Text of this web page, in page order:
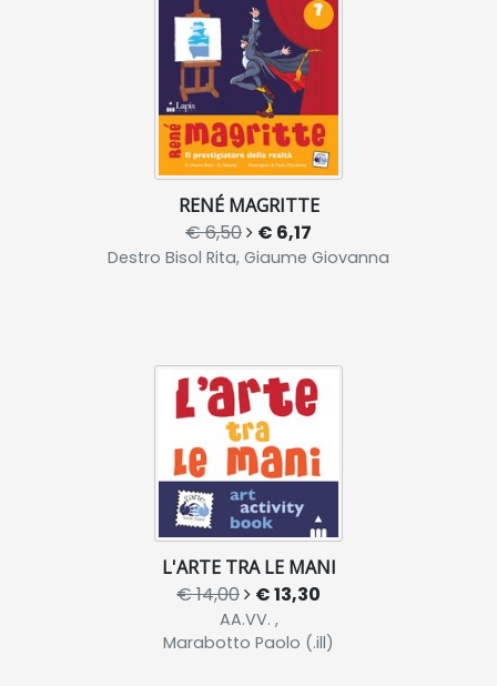
RENÉ MAGRITTE
€ 6,50 € 6,17
Destro Bisol Rita, Giaume Giovanna
L'ARTE TRA LE MANI
€ 14,00 € 13,30
AA.VV. ,
Marabotto Paolo (.ill)